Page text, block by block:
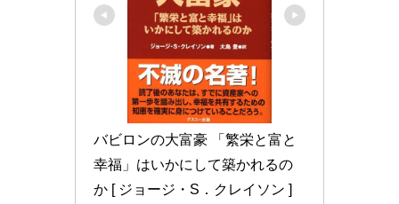
バビロンの大富豪 「繁栄と富と
幸福」はいかにして築かれるの
か [ ジョージ・S．クレイソン ]